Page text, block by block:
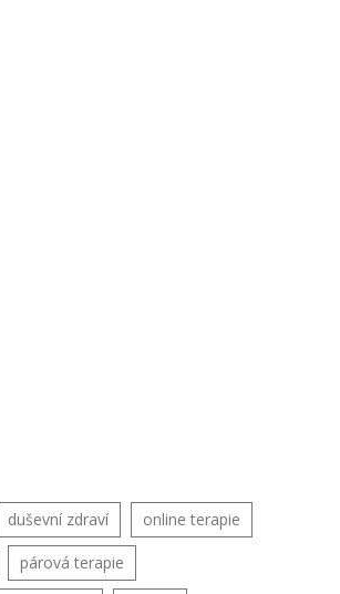
duševní zdraví online terapie
párová terapie